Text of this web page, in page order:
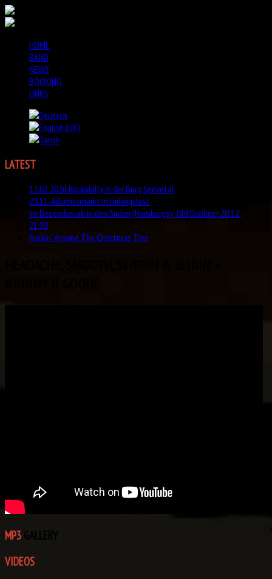
HOME
BAND
NEWS
BOOKING
LINKS
LATEST
12.02.2026 Rockabilly in der Burg Seevetal
29.11. Adventsmarkt in ludwigslust
Im Dezember ab in den Süden (Hamburgs): Old Dubliner 20.12.,
21:30
Rockin' Around The Christmas Tree
MP3
VIDEOS